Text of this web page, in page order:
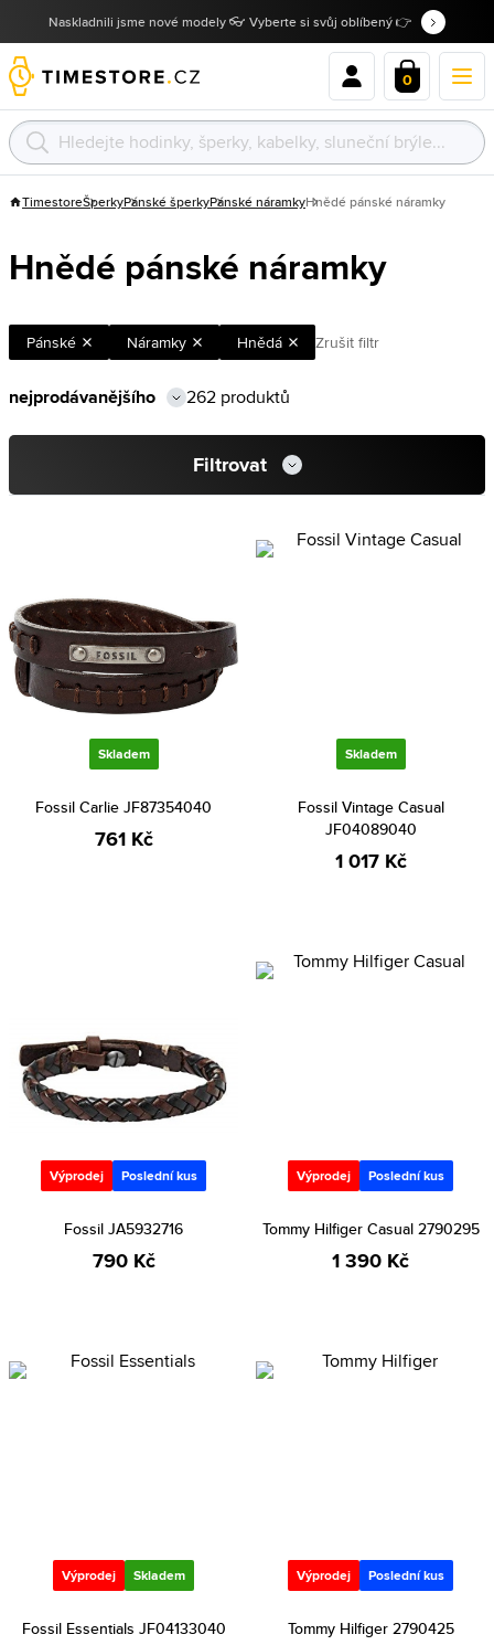
Naskladnili jsme nové modely 👓 Vyberte si svůj oblíbený 👉
0
TimestoreŠperkyPánské šperkyPánské náramkyHnědé pánské náramky
Hnědé pánské náramky
Pánské Náramky Hnědá Zrušit filtr
262 produktů
Filtrovat
Skladem
Fossil Carlie JF87354040
761 Kč
Skladem
Fossil Vintage Casual
JF04089040
1 017 Kč
Výprodej Poslední kus
Fossil JA5932716
790 Kč
Výprodej Poslední kus
Tommy Hilfiger Casual 2790295
1 390 Kč
Výprodej Skladem
Fossil Essentials JF04133040
Výprodej Poslední kus
Tommy Hilfiger 2790425